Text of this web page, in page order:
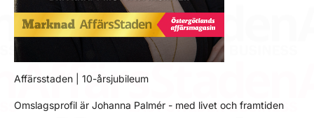
Affärsstaden | 10-årsjubileum
Omslagsprofil är Johanna Palmér - med livet och framtiden